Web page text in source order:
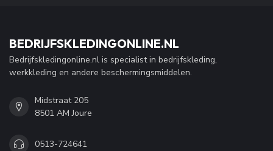
BEDRIJFSKLEDINGONLINE.NL
Bedrijfskledingonline.nl is specialist in bedrijfskleding,
werkkleding en andere beschermingsmiddelen.
Midstraat 205
8501 AM Joure
0513-724641